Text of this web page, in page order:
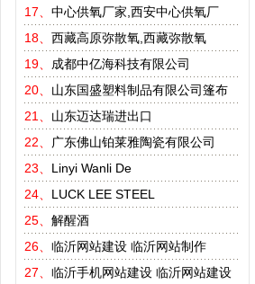
17、 中心供氧厂家,西安中心供氧厂
18、 西藏高原弥散氧,西藏弥散氧
19、 成都中亿海科技有限公司
20、 山东国盛塑料制品有限公司篷布
21、 山东迈达瑞进出口
22、
广东佛山铂莱雅陶瓷有限公司
23、 Linyi Wanli De
24、 LUCK LEE STEEL
25、 解醒酒
26、 临沂网站建设 临沂网站制作
27、 临沂手机网站建设 临沂网站建设